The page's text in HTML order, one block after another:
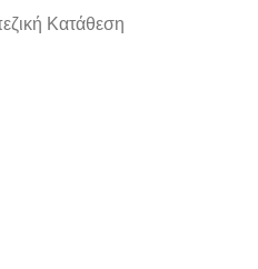
Kατάθεση